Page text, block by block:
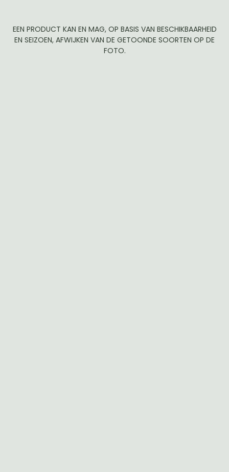
EEN PRODUCT KAN EN MAG, OP BASIS VAN BESCHIKBAARHEID
EN SEIZOEN, AFWIJKEN VAN DE GETOONDE SOORTEN OP DE
FOTO.